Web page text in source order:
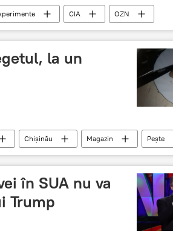
CIA
OZN
la un
Chișinău Magazin
Pește
în SUA nu va
Trump